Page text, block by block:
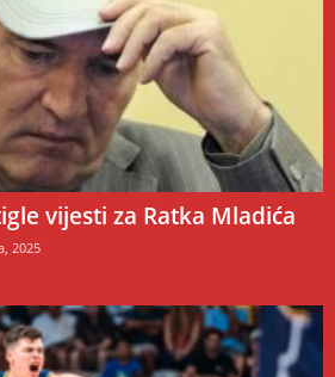
vijesti za Ratka Mladića
2025